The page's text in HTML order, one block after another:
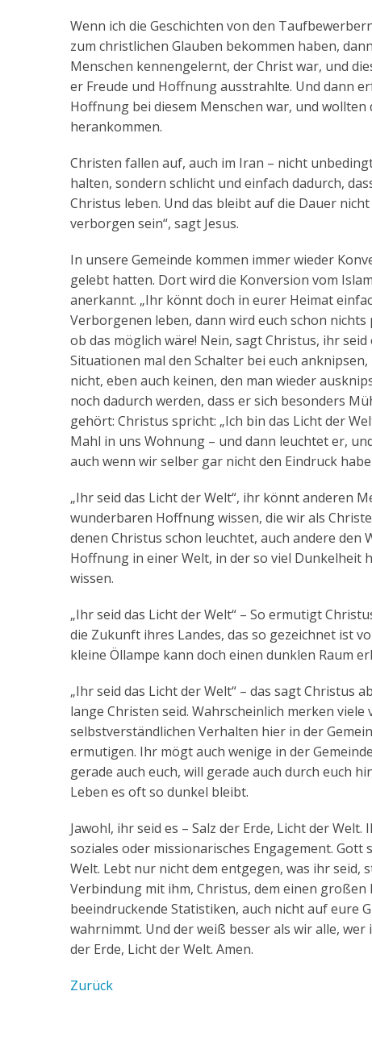
Wenn ich die Geschichten von den
zum christlichen Glauben bekommen haben,
Menschen kennengelernt, der Christ war, und
er Freude und Hoffnung ausstrahlte. Und dann
Hoffnung bei diesem Menschen war, und
herankommen.
Christen fallen auf, auch im Iran – nicht
halten, sondern schlicht und einfach dadurch,
Christus leben. Und das bleibt auf die Dauer
verborgen sein“, sagt Jesus.
In unsere Gemeinde kommen immer wieder
gelebt hatten. Dort wird die Konversion vom
anerkannt. „Ihr könnt doch in eurer Heimat
Verborgenen leben, dann wird euch schon
ob das möglich wäre! Nein, sagt Christus, ihr
Situationen mal den Schalter bei euch
nicht, eben auch keinen, den man wieder
noch dadurch werden, dass er sich besonders
gehört: Christus spricht: „Ich bin das Licht der
Mahl in uns Wohnung – und dann leuchtet er,
auch wenn wir selber gar nicht den Eindruck
„Ihr seid das Licht der Welt“, ihr könnt anderen
wunderbaren Hoffnung wissen, die wir als
denen Christus schon leuchtet, auch andere den
Hoffnung in einer Welt, in der so viel Dunkelheit
wissen.
„Ihr seid das Licht der Welt“ – So ermutigt
die Zukunft ihres Landes, das so gezeichnet ist
kleine Öllampe kann doch einen dunklen Raum
„Ihr seid das Licht der Welt“ – das sagt Christus
lange Christen seid. Wahrscheinlich merken
selbstverständlichen Verhalten hier in der
ermutigen. Ihr mögt auch wenige in der
gerade auch euch, will gerade auch durch euch
Leben es oft so dunkel bleibt.
Jawohl, ihr seid es – Salz der Erde, Licht der
soziales oder missionarisches Engagement. Gott
Welt. Lebt nur nicht dem entgegen, was ihr seid,
Verbindung mit ihm, Christus, dem einen
beeindruckende Statistiken, auch nicht auf eure
wahrnimmt. Und der weiß besser als wir alle,
der Erde, Licht der Welt. Amen.
Zurück